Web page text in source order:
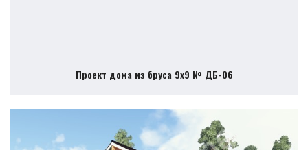
Проект дома из бруса 9х9 № ДБ-06